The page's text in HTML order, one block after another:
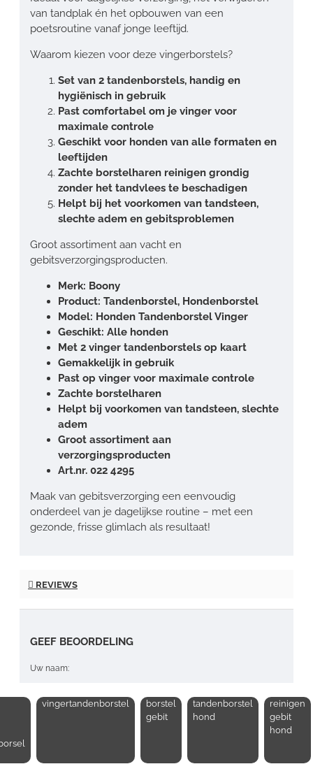
van tandplak én het opbouwen van een
poetsroutine vanaf jonge leeftijd.
Waarom kiezen voor deze vingerborstels?
Set van 2 tandenborstels, handig en
hygiënisch in gebruik
Past comfortabel om je vinger voor
maximale controle
Geschikt voor honden van alle formaten en
leeftijden
Zachte borstelharen reinigen grondig
zonder het tandvlees te beschadigen
Helpt bij het voorkomen van tandsteen,
slechte adem en gebitsproblemen
Groot assortiment aan vacht en
gebitsverzorgingsproducten.
Merk: Boony
Product: Tandenborstel, Hondenborstel
Model: Honden Tandenborstel Vinger
Geschikt: Alle honden
Met 2 vinger tandenborstels op kaart
Gemakkelijk in gebruik
Past op vinger voor maximale controle
Zachte borstelharen
Helpt bij voorkomen van tandsteen, slechte
adem
Groot assortiment aan
verzorgingsproducten
Art.nr. 022 4295
Maak van gebitsverzorging een eenvoudig
onderdeel van je dagelijkse routine – met een
gezonde, frisse glimlach als resultaat!
REVIEWS
GEEF BEOORDELING
Uw naam:
Opmerking:
vingertandenborstel
borstel
gebit
tandenborstel
hond
reinigen
gebit
hond